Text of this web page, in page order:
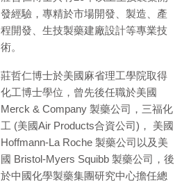
發經驗，專精於市場開發、製造、產
程開發、生技製藥建廠設計等專業技
術。
莊哲仁博士於美國麻省理工學院取得
化工博士學位，曾先後任職於美國
Merck & Company 製藥公司，三福化
工 (美國Air Products合資公司)， 美國
Hoffmann-La Roche 製藥公司以及美
國 Bristol-Myers Squibb 製藥公司，後
於中國化學製藥集團研究中心擔任總